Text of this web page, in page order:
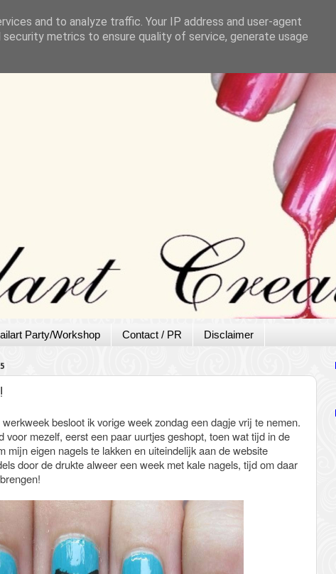
Party/Workshop Contact / PR Disclaimer
besloot ik vorige week zondag een dagje vrij te nemen.
voor mezelf, eerst een paar uurtjes geshopt, toen wat tijd in de
mijn eigen nagels te lakken en uiteindelijk aan de website
door de drukte alweer een week met kale nagels, tijd om daar
and to analyze traffic. Your IP address and user-agent
metrics to ensure quality of service, generate usage